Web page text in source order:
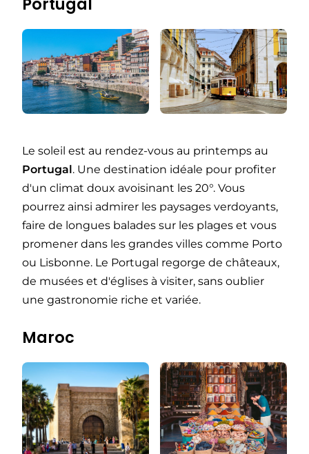
Le soleil est au rendez-vous au printemps au
Portugal. Une destination idéale pour profiter
d'un climat doux avoisinant les 20°. Vous
pourrez ainsi admirer les paysages verdoyants,
faire de longues balades sur les plages et vous
promener dans les grandes villes comme Porto
ou Lisbonne. Le Portugal regorge de châteaux,
de musées et d'églises à visiter, sans oublier
une gastronomie riche et variée.
Maroc